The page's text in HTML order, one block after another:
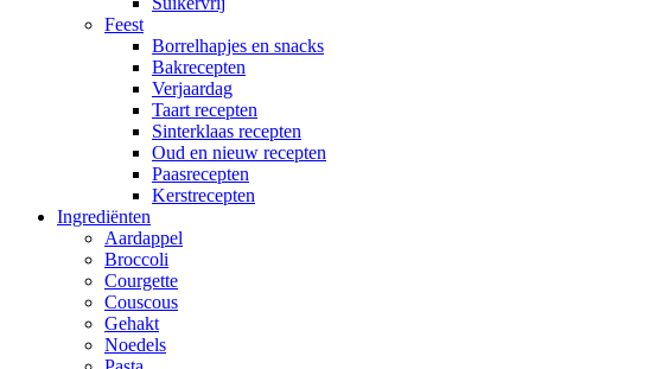
Feest
Borrelhapjes en snacks
Bakrecepten
Verjaardag
Taart recepten
Sinterklaas recepten
Oud en nieuw recepten
Paasrecepten
Kerstrecepten
Ingrediënten
Aardappel
Broccoli
Courgette
Couscous
Gehakt
Noedels